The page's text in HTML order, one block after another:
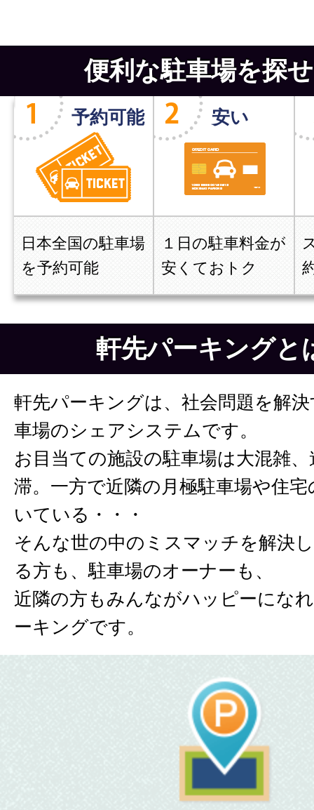
便利な駐車場を探
予約可能
日本全国の駐車場
を予約可能
安い
１日の駐車料金が
安くておトク
軒先パーキングと
軒先パーキングは、社会問題を解
車場のシェアシステムです。
お目当ての施設の駐車場は大混雑
滞。一方で近隣の月極駐車場や住
いている・・・
そんな世の中のミスマッチを解決
る方も、駐車場のオーナーも、
近隣の方もみんながハッピーにな
ーキングです。